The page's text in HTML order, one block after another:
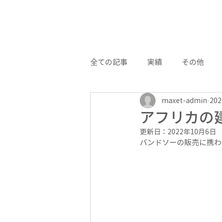
全ての記事 実績 その他
アフリカの
maxet-admin
更新日： 2022年10月6日
バンドソーの販売に携